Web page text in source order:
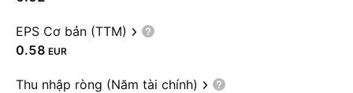
EPS Cơ bản (TTM)
0.58 EUR
Thu nhập ròng (Năm tài chính)